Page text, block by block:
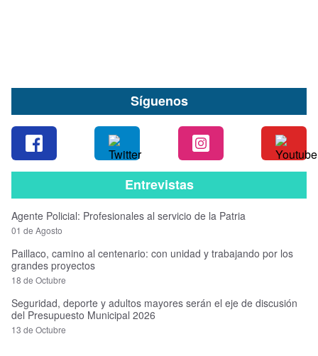
Síguenos
Entrevistas
Agente Policial: Profesionales al servicio de la Patria
01 de Agosto
Paillaco, camino al centenario: con unidad y trabajando por los
grandes proyectos
18 de Octubre
Seguridad, deporte y adultos mayores serán el eje de discusión
del Presupuesto Municipal 2026
13 de Octubre